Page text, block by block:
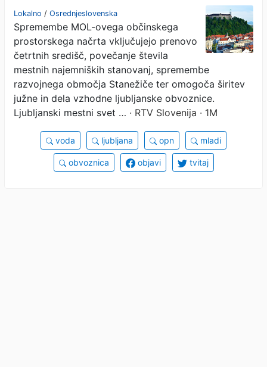
občinskega prostorskega
načrta
Lokalno / Osrednjeslovenska
Spremembe MOL-ovega občinskega
prostorskega načrta vključujejo prenovo
četrtnih središč, povečanje števila
mestnih najemniških stanovanj, spremembe
razvojnega območja Stanežiče ter omogoča širitev
južne in dela vzhodne ljubljanske obvoznice.
Ljubljanski mestni svet … · RTV Slovenija · 1M
voda ljubljana opn mladi
obvoznica objavi tvitaj